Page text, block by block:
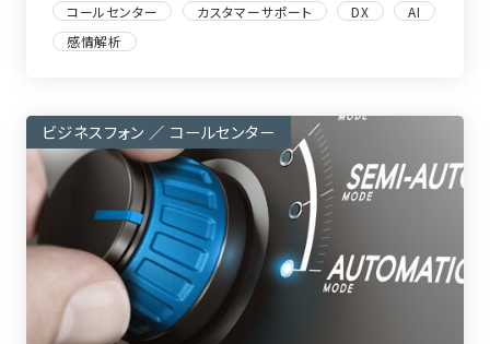
コールセンター カスタマーサポート DX
AI
感情解析
ビジネスフォン ／ コールセンター